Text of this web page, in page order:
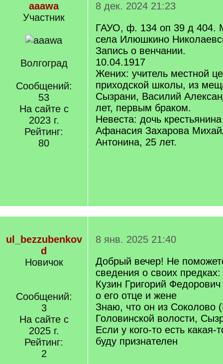
aaawa
Участник
Волгоград
Сообщений:
53
На сайте с
2023 г.
Рейтинг:
80
8 дек. 2024 21:23
ГАУО, ф. 134 оп 39 д 404.
села Илюшкино
Запись о венчании.
10.04.1917
Жених: учитель местной
приходской школы, из
Сызрани, Василий
лет, первым браком.
Невеста: дочь
Афанасия Захарова
Антонина, 25 лет.
ul_bezzubenkov
d
Новичок
Сообщений:
3
На сайте с
2025 г.
Рейтинг:
2
8 янв. 2025 21:40
Добрый вечер! Не
сведения о своих предках:
Кузин Григорий
о его отце и жене
Знаю, что он из Соколово
Головинской волости,
Если у кого-то есть
буду признателен